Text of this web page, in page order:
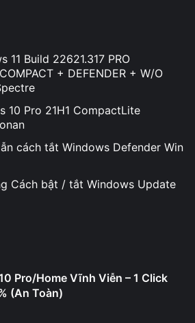
11 Build 22621.317 PRO
+ DEFENDER + W/O
10 Pro 21H1 CompactLite
cách tắt Windows Defender Win
Cách bật / tắt Windows Update
Pro/Home Vĩnh Viễn – 1 Click
(An Toàn)